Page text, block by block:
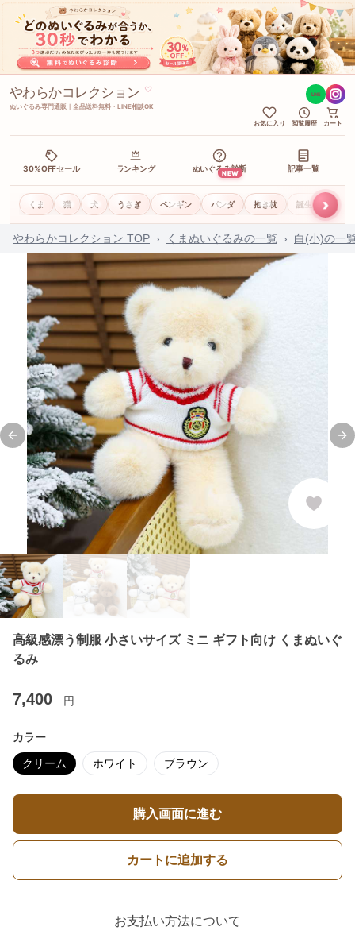
やわらかコレクション ♡
ぬいぐるみ専門通販｜全品送料無料・LINE相談OK
LINE
お気に入り 閲覧履歴 カート
30%OFFセール ランキング ぬいぐるみ診断
NEW 記事一覧
くま 猫 犬 うさぎ ペンギン パンダ 抱き枕 誕生日ギフト
›
やわらかコレクション TOP › くまぬいぐるみの一覧 › 白(小)の一
Previous slide
高級感漂う制服 小さいサイズ ミニ ギフト向け くまぬいぐ
るみ
7,400 円
カラー
クリーム ホワイト ブラウン
購入画面に進む
カートに追加する
お支払い方法について